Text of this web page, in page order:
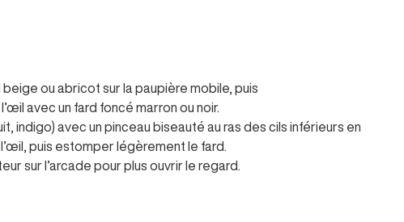
beige ou abricot sur la paupière mobile, puis
avec un fard foncé marron ou noir.
indigo) avec un pinceau biseauté au ras des cils inférieurs en
puis estomper légèrement le fard.
sur l’arcade pour plus ouvrir le regard.